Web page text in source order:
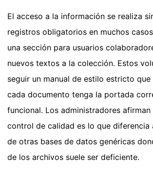
El acceso a la información se realiza
registros obligatorios en muchos
una sección para usuarios
nuevos textos a la colección. Estos
seguir un manual de estilo estricto que
cada documento tenga la portada
funcional. Los administradores afirman
control de calidad es lo que diferencia
de otras bases de datos genéricas
de los archivos suele ser deficiente.